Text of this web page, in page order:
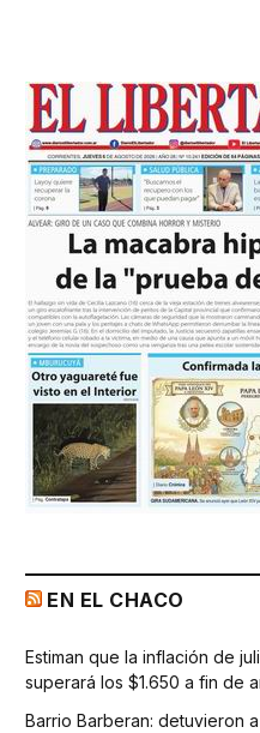
EN EL CHACO
Estiman que la inflación de
superará los $1.650 a fin de
Barrio Barberan: detuvieron